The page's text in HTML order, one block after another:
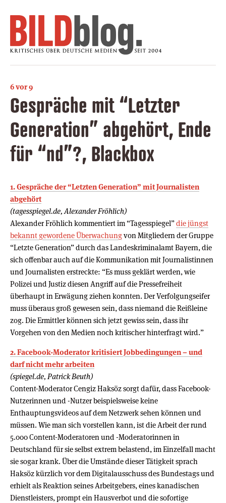
6 vor 9
Gespräche mit “Letzter
Generation” abgehört, Ende
für “nd”?, Blackbox
1. Gespräche der “Letzten Generation” mit Journalisten
abgehört
(tagesspiegel.de, Alexander Fröhlich)
Alexander Fröhlich kommentiert im “Tagesspiegel”die jüngst
bekannt gewordene Überwachungvon Mitgliedern der Gruppe
“Letzte Generation” durch das Landeskriminalamt Bayern, die
sich offenbar auch auf die Kommunikation mit Journalistinnen
und Journalisten erstreckte: “Es muss geklärt werden, wie
Polizei und Justiz diesen Angriff auf die Pressefreiheit
überhaupt in Erwägung ziehen konnten. Der Verfolgungseifer
muss überaus groß gewesen sein, dass niemand die Reißleine
zog. Die Ermittler können sich jetzt gewiss sein, dass ihr
Vorgehen von den Medien noch kritischer hinterfragt wird.”
2. Facebook-Moderator kritisiert Jobbedingungen – und
darf nicht mehr arbeiten
(spiegel.de, Patrick Beuth)
Content-Moderator Cengiz Haksöz sorgt dafür, dass Facebook-
Nutzerinnen und -Nutzer beispielsweise keine
Enthauptungsvideos auf dem Netzwerk sehen können und
müssen. Wie man sich vorstellen kann, ist die Arbeit der rund
5.000 Content-Moderatoren und -Moderatorinnen in
Deutschland für sie selbst extrem belastend, im Einzelfall macht
sie sogar krank. Über die Umstände dieser Tätigkeit sprach
Haksöz kürzlich vor dem Digitalausschuss des Bundestags und
erhielt als Reaktion seines Arbeitgebers, eines kanadischen
Dienstleisters, prompt ein Hausverbot und die sofortige